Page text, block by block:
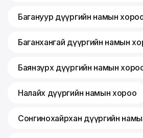
Багануур дүүргийн намын
Баганхангай дүүргийн намын
Баянзүрх дүүргийн намын
Налайх дүүргийн намын хороо
Сонгинохайрхан дүүргийн